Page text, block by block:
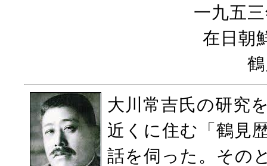
一九五
在日朝
大川常吉氏の研究
近くに住む「鶴見
話を伺った。その